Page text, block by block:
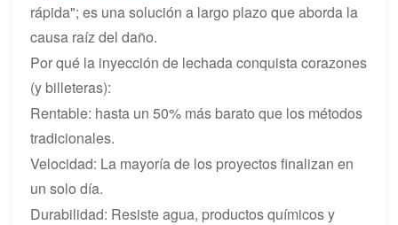
rápida"; es una solución a largo plazo que aborda la
causa raíz del daño.
Por qué la inyección de lechada conquista corazones
(y billeteras):
Rentable: hasta un 50% más barato que los métodos
tradicionales.
Velocidad: La mayoría de los proyectos finalizan en
un solo día.
Durabilidad: Resiste agua, productos químicos y